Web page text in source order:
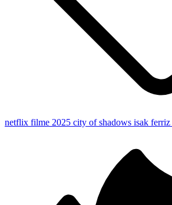
netflix filme 2025 city of shadows isak ferriz